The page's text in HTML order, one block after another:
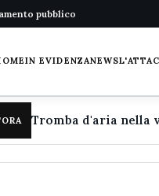
pubblico
IN EVIDENZANEWS